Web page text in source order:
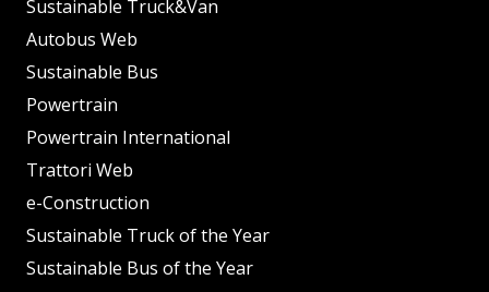
Sustainable Truck&Van
Autobus Web
Sustainable Bus
Powertrain
Powertrain International
Trattori Web
e-Construction
Sustainable Truck of the Year
Sustainable Bus of the Year